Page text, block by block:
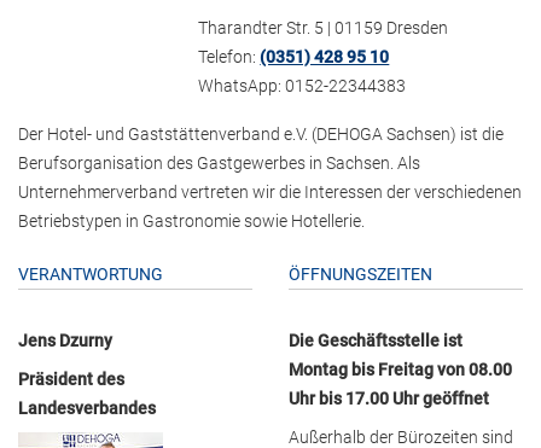
Tharandter Str. 5 | 01159 Dresden
Telefon:(0351) 428 95 10
WhatsApp: 0152-22344383
Der Hotel- und Gaststättenverband e.V. (DEHOGA Sachsen) ist die
Berufsorganisation des Gastgewerbes in Sachsen. Als
Unternehmerverband vertreten wir die Interessen der verschiedenen
Betriebstypen in Gastronomie sowie Hotellerie.
VERANTWORTUNG
Jens Dzurny
Präsident des
Landesverbandes
ÖFFNUNGSZEITEN
Die Geschäftsstelle ist
Montag bis Freitag von 08.00
Uhr bis 17.00 Uhr geöffnet
Außerhalb der Bürozeiten sind